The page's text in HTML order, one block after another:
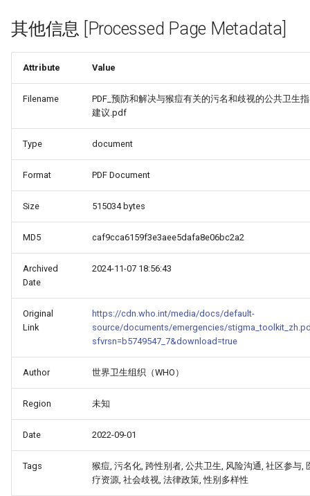
其他信息 [Processed Page Metadata]
Attribute Value
Filename
PDF_预防和解决与猴痘有关的污名和歧视的公共卫生
建议.pdf
Type document
Format PDF Document
Size 515034 bytes
MD5 caf9cca6159f3e3aee5dafa8e06bc2a2
Archived
Date
2024-11-07 18:56:43
Original
Link
https://cdn.who.int/media/docs/default-
source/documents/emergencies/
sfvrsn=b5749547_7&download=true
Author 世界卫生组织（WHO）
Region 未知
Date 2022-09-01
Tags
猴痘, 污名化, 跨性别者, 公共卫生, 风险沟通, 社区参与,
疗资源, 社会歧视, 法律政策, 性别多样性